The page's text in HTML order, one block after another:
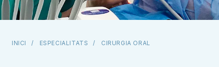
INICI ESPECIALITATS CIRURGIA ORAL